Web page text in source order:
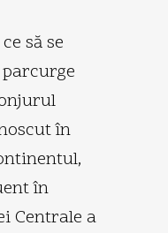
să se
în
în
Centrale a